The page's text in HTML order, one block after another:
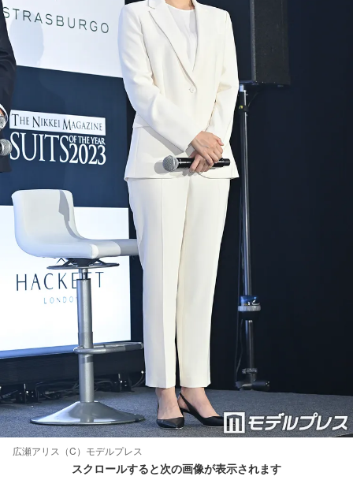
広瀬アリス（C）モデルプレス
スクロールすると次の画像が表示されます